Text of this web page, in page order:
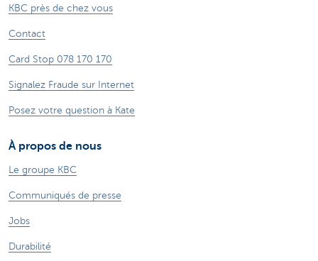
KBC près de chez vous
Contact
Card Stop 078 170 170
Signalez Fraude sur Internet
Posez votre question à Kate
À propos de nous
Le groupe KBC
Communiqués de presse
Jobs
Durabilité